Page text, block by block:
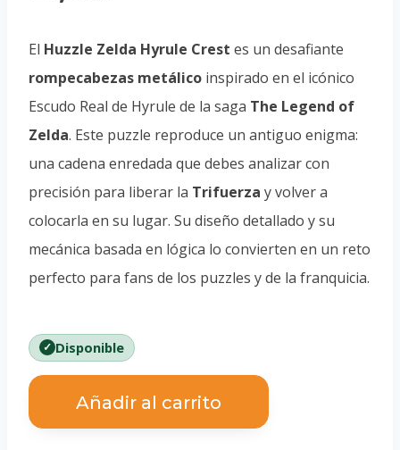
El Huzzle Zelda Hyrule Crest es un desafiante
rompecabezas metálico inspirado en el icónico
Escudo Real de Hyrule de la saga The Legend of
Zelda. Este puzzle reproduce un antiguo enigma:
una cadena enredada que debes analizar con
precisión para liberar la Trifuerza y volver a
colocarla en su lugar. Su diseño detallado y su
mecánica basada en lógica lo convierten en un reto
perfecto para fans de los puzzles y de la franquicia.
Disponible
Huzzle
Zelda
Añadir al carrito